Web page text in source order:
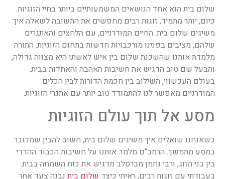
שלום בית הוא אחד הנושאים המשמעותיים ביותר בחיי הזוגיות.
כיום, יותר מתמיד, זוגות רבים מחפשים את התשובה לשאלה איך
משיגים שלום בית. החיים המודרניים, עם הלחצים והאתגרים
שלהם, מציבים בפנינו מורכבויות חדשות בתחום הזוגיות. התורה
מלמדת אותנו שהשכנת שלום בין איש לאשתו היא מצווה גדולה,
והבעל שם טוב הדגיש את חשיבות האהבה והאחדות בבית.
בעולם העכשווי, השילוב בין חכמת הדורות לבין הכלים
המודרניים מאפשר לנו להתמודד טוב יותר עם אתגרי הזוגיות.
מסע אל תוך עולם הזוגיות
כשאנחנו שואלים איך משיגים שלום בית, חשוב להבין שמדובר
במסע מתמשך. הרמב"ם מלמד אותנו על חשיבות הכבוד ההדדי
בין בני הזוג, ורבי נחמן מברסלב מדגיש את כוח השמחה בבית.
בעבודתי עם זוגות רבים, ראיתי כיצד שלום ביתנבנה צעד אחר